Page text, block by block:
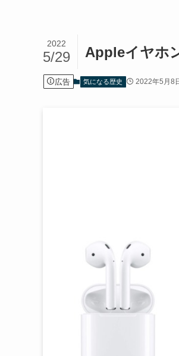
Appleイヤホ
2022
5/29
広告 気になる歴史 2022年5月8